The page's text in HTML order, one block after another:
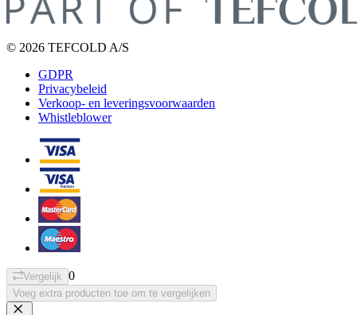
© 2026 TEFCOLD A/S
GDPR
Privacybeleid
Verkoop- en leveringsvoorwaarden
Whistleblower
Vergelijk 0
Voeg extra producten toe om te vergelijken